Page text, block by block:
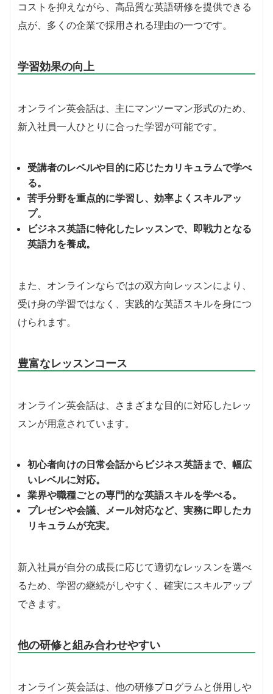
コストを抑えながら、高品質な英語研修を提供できる
点が、多くの企業で採用される理由の一つです。
学習効果の向上
オンライン英会話は、主にマンツーマン形式のため、
新入社員一人ひとりに合った学習が可能です。
受講者のレベルや目的に応じたカリキュラムで学べ
る。
苦手分野を重点的に学習し、効率よくスキルアッ
プ。
ビジネス英語に特化したレッスンで、即戦力となる
英語力を養成。
また、オンラインならではの双方向レッスンにより、
受け身の学習ではなく、実践的な英語スキルを身につ
けられます。
豊富なレッスンコース
オンライン英会話は、さまざまな目的に対応したレッ
スンが用意されています。
初心者向けの日常会話からビジネス英語まで、幅広
いレベルに対応。
業界や職種ごとの専門的な英語スキルを学べる。
プレゼンや会議、メール対応など、実務に即したカ
リキュラムが充実。
新入社員が自分の成長に応じて適切なレッスンを選べ
るため、学習の継続がしやすく、確実にスキルアップ
できます。
他の研修と組み合わせやすい
オンライン英会話は、他の研修プログラムと併用しや